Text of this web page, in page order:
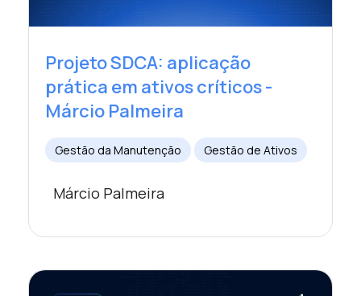
Projeto SDCA: aplicação
prática em ativos críticos -
Márcio Palmeira
Gestão da Manutenção Gestão de Ativos
Márcio Palmeira